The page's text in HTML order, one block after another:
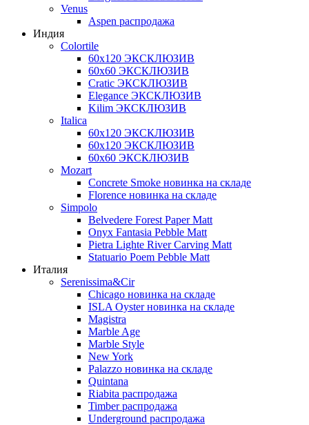
Venus
Aspen распродажа
Индия
Colortile
60х120 ЭКСКЛЮЗИВ
60х60 ЭКСКЛЮЗИВ
Cratic ЭКСКЛЮЗИВ
Elegance ЭКСКЛЮЗИВ
Kilim ЭКСКЛЮЗИВ
Italica
60х120 ЭКСКЛЮЗИВ
60х120 ЭКСКЛЮЗИВ
60х60 ЭКСКЛЮЗИВ
Mozart
Concrete Smoke новинка на складе
Florence новинка на складе
Simpolo
Belvedere Forest Paper Matt
Onyx Fantasia Pebble Matt
Pietra Lighte River Carving Matt
Statuario Poem Pebble Matt
Италия
Serenissima&Cir
Chicago новинка на складе
ISLA Oyster новинка на складе
Magistra
Marble Age
Marble Style
New York
Palazzo новинка на складе
Quintana
Riabita распродажа
Timber распродажа
Underground распродажа